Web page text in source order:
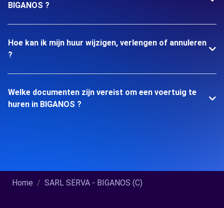
BIGANOS ?
Hoe kan ik mijn huur wijzigen, verlengen of annuleren
?
Welke documenten zijn vereist om een voertuig te
huren in BIGANOS ?
Home SARL SERVA - BIGANOS (C)